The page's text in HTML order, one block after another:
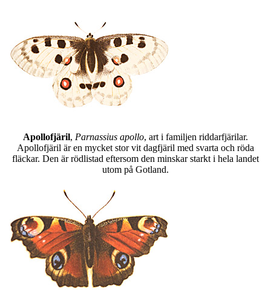
Apollofjäril, Parnassius apollo, art i familjen riddarfjärilar.
Apollofjäril är en mycket stor vit dagfjäril med svarta och röda
fläckar. Den är rödlistad eftersom den minskar starkt i hela landet
utom på Gotland.